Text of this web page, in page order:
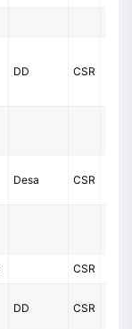
DD CSR
Desa CSR
CSR
DD CSR